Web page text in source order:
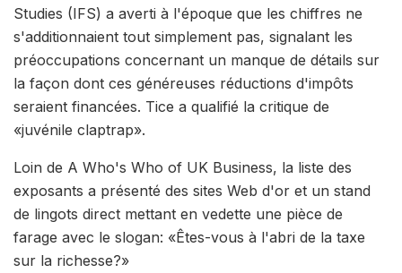
Studies (IFS) a averti à l'époque que les chiffres ne
s'additionnaient tout simplement pas, signalant les
préoccupations concernant un manque de détails sur
la façon dont ces généreuses réductions d'impôts
seraient financées. Tice a qualifié la critique de
«juvénile claptrap».
Loin de A Who's Who of UK Business, la liste des
exposants a présenté des sites Web d'or et un stand
de lingots direct mettant en vedette une pièce de
farage avec le slogan: «Êtes-vous à l'abri de la taxe
sur la richesse?»